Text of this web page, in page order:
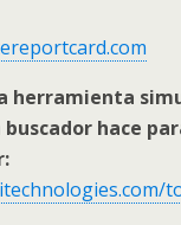
herramienta
hace